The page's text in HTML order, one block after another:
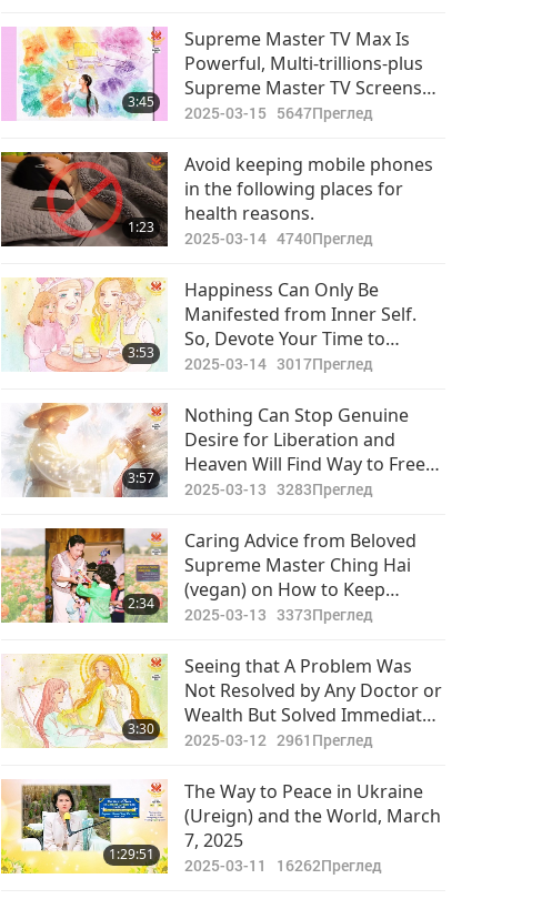
15
28:45
Важните Новини
2020-04-153388
Преглед
16
29:23
Важните Новини
2020-04-163390
Преглед
17
28:33
Важните Новини
2020-04-17 3477
Преглед
18
29:44
Важните Новини
2020-04-183138
Преглед
19
44:28
Важните Новини
2020-04-19 3168
Преглед
20
42:27
Важните Новини
2020-04-203292
Преглед
21
43:07
Важните Новини
2020-04-21 3231
Преглед
3:45
Supreme Master TV Max Is
Powerful, Multi-trillions-plus
Supreme Master TV Screens
Newly Available Free Tool
Enormously Increase Blessings
Around Them
2025-03-15 5647Преглед
1:23
Avoid keeping mobile phones
in the following places for
health reasons.
2025-03-14 4740Преглед
3:53
Happiness Can Only Be
Manifested from Inner Self.
So, Devote Your Time to
Practicing Quan Yin
by Karmic Entanglement
2025-03-14 3017Преглед
3:57
Nothing Can Stop Genuine
Desire for Liberation and
Heaven Will Find Way to Free
You If that Is All You Want
2025-03-13 3283Преглед
2:34
Caring Advice from Beloved
Supreme Master Ching Hai
(vegan) on How to Keep
Ourselves Free from
Aches Throughout Our Daily
Lives
2025-03-13 3373Преглед
3:30
Seeing that A Problem Was
Not Resolved by Any Doctor or
Wealth But Solved Immediately
After Initiation
2025-03-12 2961 Преглед
1:29:51
The Way to Peace in Ukraine
(Ureign) and the World, March
7, 2025
2025-03-11 16262Преглед